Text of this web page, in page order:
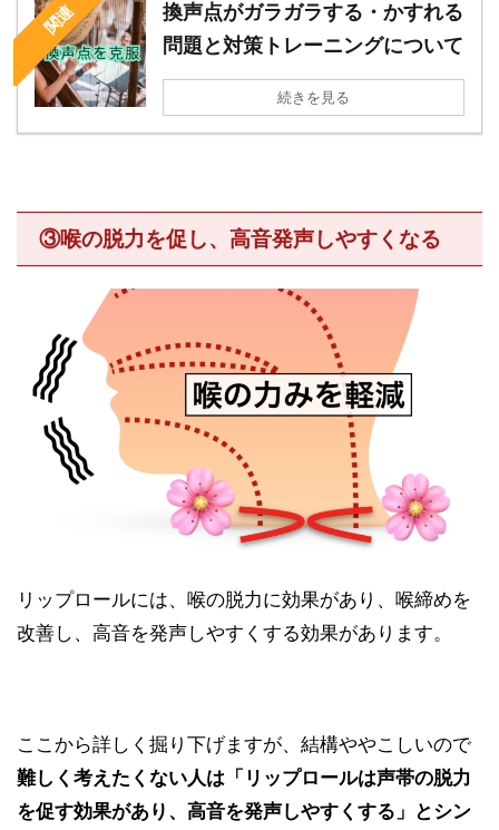
関連
換声点がガラガラする・かすれる
問題と対策トレーニングについて
続きを見る
③喉の脱力を促し、高音発声しやすくなる
リップロールには、喉の脱力に効果があり、喉締めを
改善し、高音を発声しやすくする効果があります。
ここから詳しく掘り下げますが、結構ややこしいので
難しく考えたくない人は「リップロールは声帯の脱力
を促す効果があり、高音を発声しやすくする」とシン